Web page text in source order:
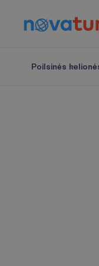
Poilsinės